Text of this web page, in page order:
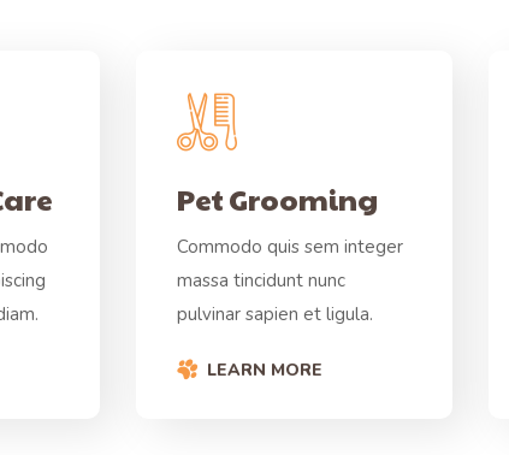
Pet Grooming
Commodo quis sem integer
massa tincidunt nunc
pulvinar sapien et ligula.
LEARN MORE